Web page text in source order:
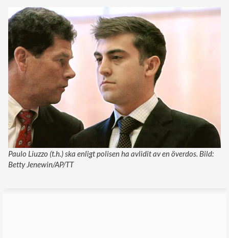
Paulo Liuzzo (t.h.) ska enligt polisen ha avlidit av en överdos. Bild:
Betty Jenewin/AP/TT